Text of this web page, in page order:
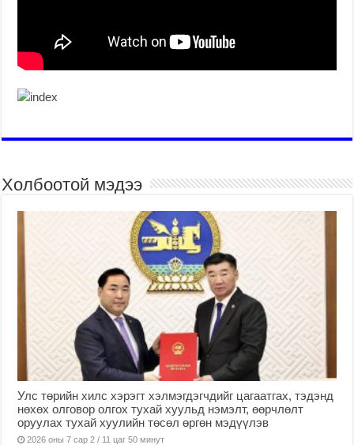
Холбоотой мэдээ
Улс төрийн хилс хэрэгт хэлмэгдэгчдийг цагаатгах, тэдэнд
нөхөх олговор олгох тухай хуульд нэмэлт, өөрчлөлт
оруулах тухай хуулийн төсөл өргөн мэдүүлэв
2026 оны 7 сар 2 / 11 цаг 50 минут